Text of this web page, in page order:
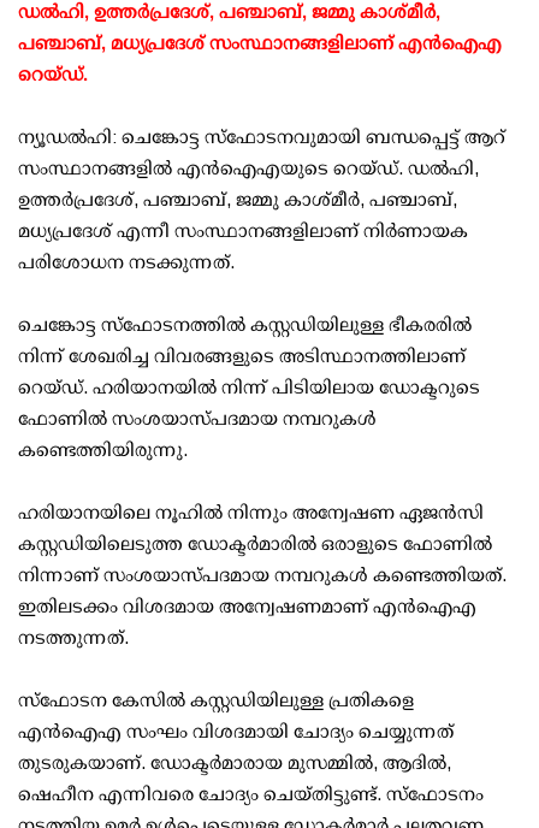
ഡല്‍ഹി, ഉത്തര്‍പ്രദേശ്, പഞ്ചാബ്, ജമ്മു കാശ്മീര്‍,
പഞ്ചാബ്, മധ്യപ്രദേശ് സംസ്ഥാനങ്ങളിലാണ് എന്‍ഐഎ
റെയ്ഡ്.
ന്യൂഡല്‍ഹി: ചെങ്കോട്ട സ്‌ഫോടനവുമായി ബന്ധപ്പെട്ട് ആറ്
സംസ്ഥാനങ്ങളില്‍ എന്‍ഐഎയുടെ റെയ്ഡ്. ഡല്‍ഹി,
ഉത്തര്‍പ്രദേശ്, പഞ്ചാബ്, ജമ്മു കാശ്മീര്‍, പഞ്ചാബ്,
മധ്യപ്രദേശ് എന്നീ സംസ്ഥാനങ്ങളിലാണ് നിര്‍ണായക
പരിശോധന നടക്കുന്നത്.
ചെങ്കോട്ട സ്‌ഫോടനത്തില്‍ കസ്റ്റഡിയിലുള്ള ഭീകരരില്‍
നിന്ന് ശേഖരിച്ച വിവരങ്ങളുടെ അടിസ്ഥാനത്തിലാണ്
റെയ്ഡ്. ഹരിയാനയില്‍ നിന്ന് പിടിയിലായ ഡോക്ടറുടെ
ഫോണില്‍ സംശയാസ്പദമായ നമ്പറുകള്‍
കണ്ടെത്തിയിരുന്നു.
ഹരിയാനയിലെ നൂഹില്‍ നിന്നും അന്വേഷണ ഏജന്‍സി
കസ്റ്റഡിയിലെടുത്ത ഡോക്ടര്‍മാരില്‍ ഒരാളുടെ ഫോണില്‍
നിന്നാണ് സംശയാസ്പദമായ നമ്പറുകള്‍ കണ്ടെത്തിയത്.
ഇതിലടക്കം വിശദമായ അന്വേഷണമാണ് എന്‍ഐഎ
നടത്തുന്നത്.
സ്‌ഫോടന കേസില്‍ കസ്റ്റഡിയിലുള്ള പ്രതികളെ
എന്‍ഐഎ സംഘം വിശദമായി ചോദ്യം ചെയ്യുന്നത്
തുടരുകയാണ്. ഡോക്ടര്‍മാരായ മുസമ്മില്‍, ആദില്‍,
ഷെഹീന എന്നിവരെ ചോദ്യം ചെയ്തിട്ടുണ്ട്. സ്‌ഫോടനം